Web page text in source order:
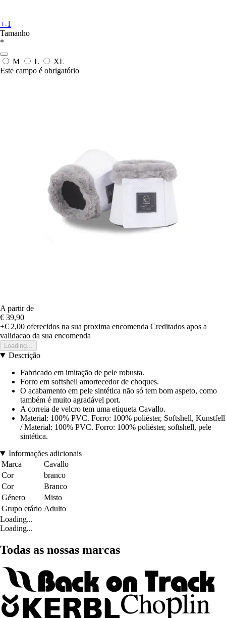
+-1
Tamanho
*
M L
XL
Este campo é obrigatório
A partir de
€ 39,90
+€ 2,00 oferecidos na sua proxima encomenda Creditados apos a
validacao da sua encomenda
Loading...
Descrição
Fabricado em imitação de pele robusta.
Forro em softshell amortecedor de choques.
O acabamento em pele sintética não só tem bom aspeto, como
também é muito agradável port.
A correia de velcro tem uma etiqueta Cavallo.
Material: 100% PVC. Forro: 100% poliéster, Softshell, Kunstfell
/ Material: 100% PVC. Forro: 100% poliéster, softshell, pele
sintética.
Informações adicionais
Marca
Cavallo
Cor
branco
Cor
Branco
Género
Misto
Grupo etário Adulto
Loading...
Loading...
Todas as nossas marcas